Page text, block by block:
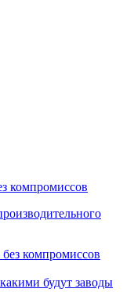
компромиссов
будут заводы